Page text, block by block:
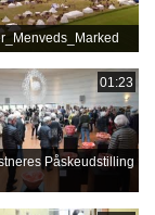
01:23
Påskeudstilling